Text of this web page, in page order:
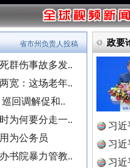
群伤事故多发..
宽：这场老年..
回调解促和..
为何要分走一..
为公务员
书院暴力管教..
省市州负责人投稿 政要
习近
习
习近